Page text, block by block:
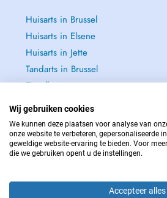
Huisarts in Brussel
Huisarts in Elsene
Huisarts in Jette
Tandarts in Brussel
Zie alle →
NEEM IN GEVAL VAN NOOD
Wij gebruiken cookies
We kunnen deze plaatsen voor analyse van
onze website te verbeteren, gepersonaliseerde
geweldige website-ervaring te bieden. Voor
die we gebruiken opent u de instellingen.
Accepteer alles